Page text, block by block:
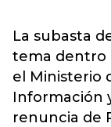
La subasta
tema dentro
el Ministerio
Información
renuncia de